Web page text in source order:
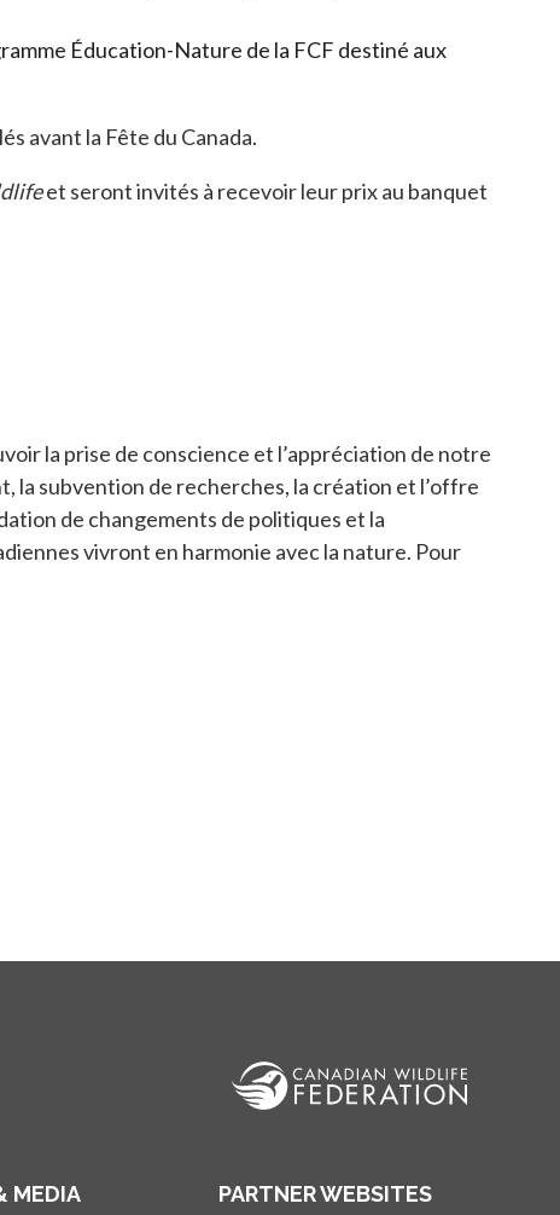
Éducation-Nature de la FCF destiné aux
avant la Fête du Canada.
et seront invités à recevoir leur prix au banquet
la prise de conscience et l’appréciation de notre
la subvention de recherches, la création et l’offre
de changements de politiques et la
vivront en harmonie avec la nature. Pour
MEDIA PARTNER WEBSITES